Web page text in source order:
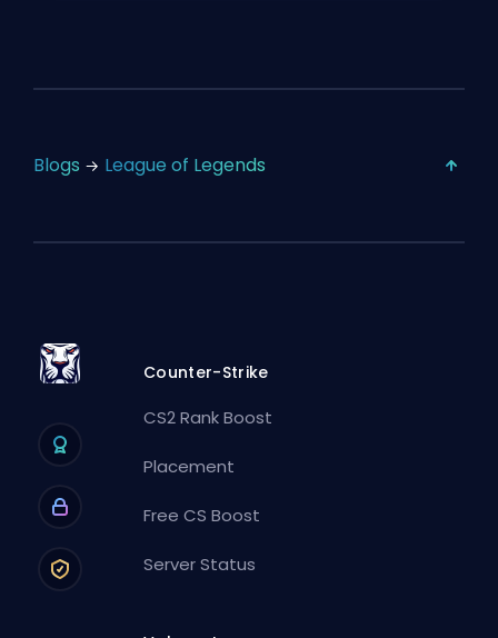
Blogs League of Legends
Counter-Strike
CS2 Rank Boost
Placement
Free CS Boost
Server Status